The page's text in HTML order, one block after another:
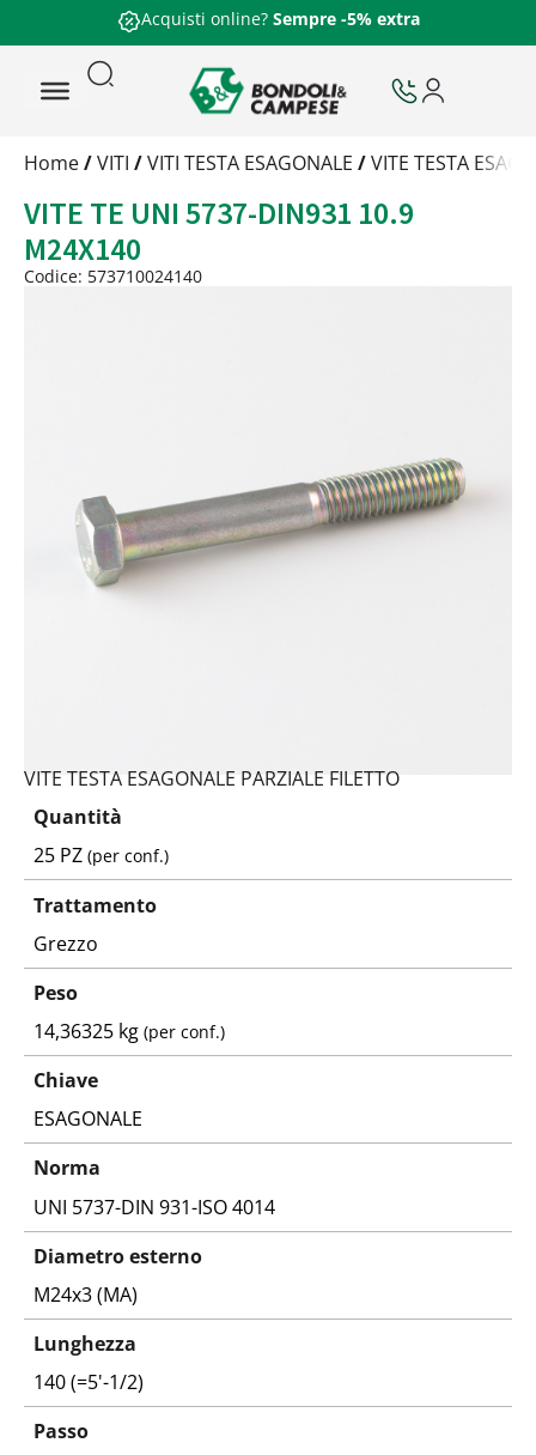
Acquisti online? Sempre -5% extra
Trattamento
Peso
Quantità
Trattamento:grezzo
Home/VITI /VITI TESTA ESAGONALE /VITE TESTA
VITE TE UNI 5737-DIN931 10.9
M24X140
Codice: 573710024140
VITE TESTA ESAGONALE PARZIALE FILETTO
Quantità
25 PZ(per conf.)
Trattamento
Grezzo
Peso
14,36325 kg(per conf.)
Chiave
ESAGONALE
Norma
UNI 5737-DIN 931-ISO 4014
Diametro esterno
M24x3 (MA)
Lunghezza
140 (=5'-1/2)
Passo